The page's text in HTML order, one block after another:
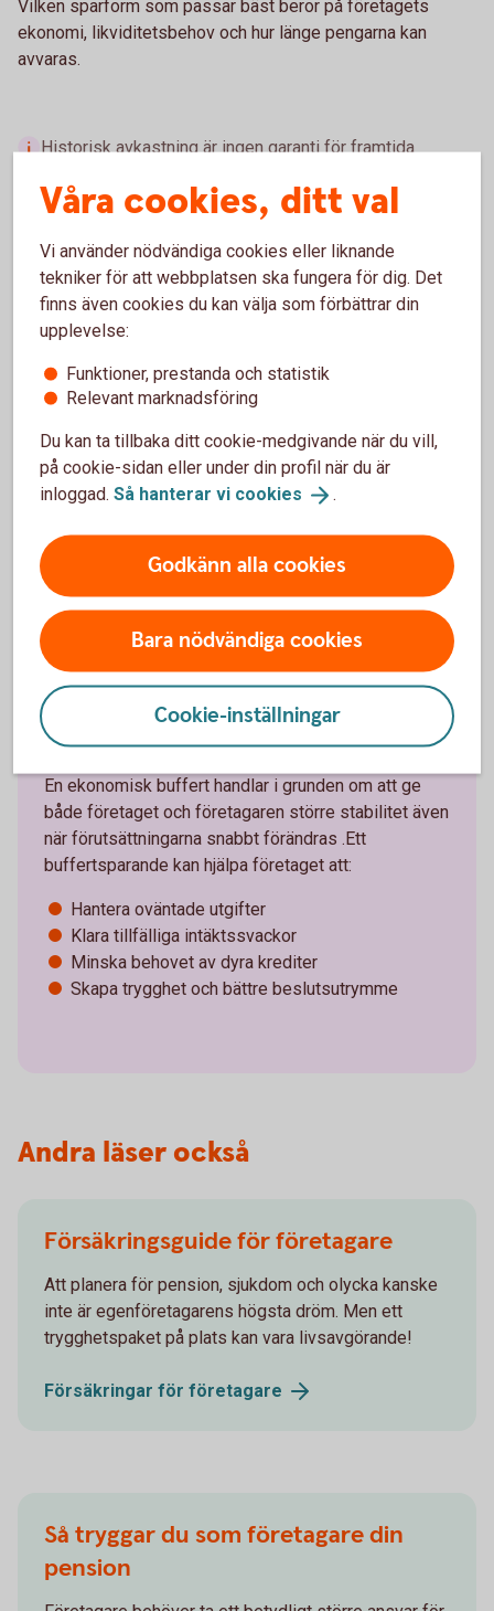
Vilken sparform som passar bäst beror på företagets
ekonomi, likviditetsbehov och hur länge pengarna kan
avvaras.
Historisk avkastning är ingen garanti för framtida
en risk och du kan förlora hela eller delar av ditt
investerade kapital. Faktablad och informationsbroschyr
för fonder finns iFondlistan .
Sparkonton för företag
Vilket konto som passar bäst beror på placeringens
storlek och hur länge pengarna kan avvaras.
Därför är en buffert viktig
En ekonomisk buffert handlar i grunden om att ge
både företaget och företagaren större stabilitet även
när förutsättningarna snabbt förändras .Ett
buffertsparande kan hjälpa företaget att:
Hantera oväntade utgifter
Klara tillfälliga intäktssvackor
Minska behovet av dyra krediter
Skapa trygghet och bättre beslutsutrymme
Andra läser också
Försäkringsguide för företagare
Att planera för pension, sjukdom och olycka kanske
inte är egenföretagarens högsta dröm. Men ett
trygghetspaket på plats kan vara livsavgörande!
Försäkringar för företagare
Så tryggar du som företagare din
pension
Våra cookies, ditt val
Vi använder nödvändiga cookies eller liknande
tekniker för att webbplatsen ska fungera för dig. Det
finns även cookies du kan välja som förbättrar din
upplevelse:
Funktioner, prestanda och statistik
Relevant marknadsföring
Du kan ta tillbaka ditt cookie-medgivande när du vill,
på cookie-sidan eller under din profil när du är
inloggad. Så hanterar vi cookies .
Godkänn alla cookies
Bara nödvändiga cookies
Cookie-inställningar